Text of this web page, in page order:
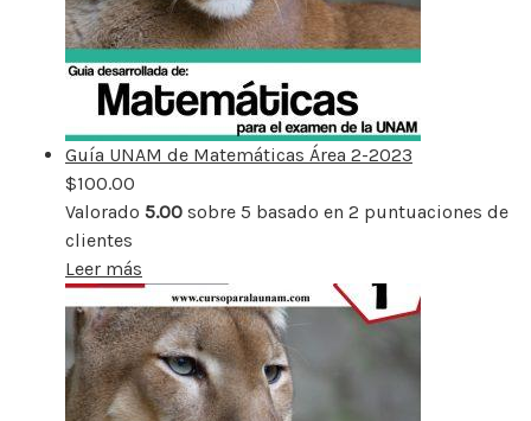
Guía UNAM de Matemáticas Área 2-2023
$100.00
Valorado 5.00 sobre 5 basado en 2 puntuaciones de
clientes
Leer más